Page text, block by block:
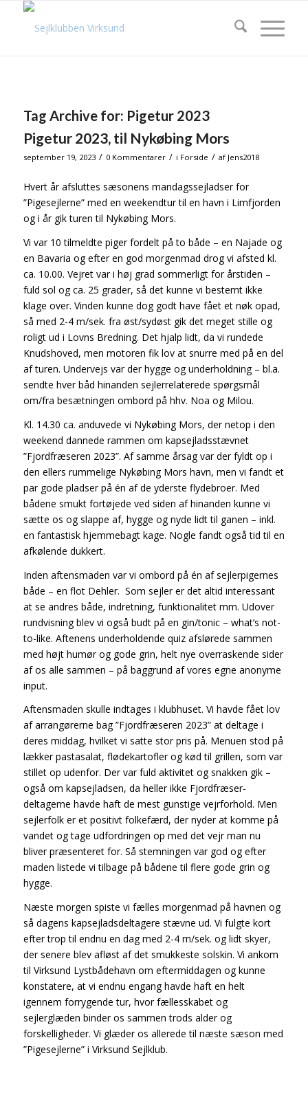
Tag Archive for: Pigetur 2023
Pigetur 2023, til Nykøbing Mors
september 19, 2023 / 0 Kommentarer / i Forside / af Jens2018
Hvert år afsluttes sæsonens mandagssejladser for
”Pigesejlerne” med en weekendtur til en havn i Limfjorden
og i år gik turen til Nykøbing Mors.
Vi var 10 tilmeldte piger fordelt på to både – en Najade og
en Bavaria og efter en god morgenmad drog vi afsted kl.
ca. 10.00. Vejret var i høj grad sommerligt for årstiden –
fuld sol og ca. 25 grader, så det kunne vi bestemt ikke
klage over. Vinden kunne dog godt have fået et nøk opad,
så med 2-4 m/sek. fra øst/sydøst gik det meget stille og
roligt ud i Lovns Bredning. Det hjalp lidt, da vi rundede
Knudshoved, men motoren fik lov at snurre med på en del
af turen. Undervejs var der hygge og underholdning – bl.a.
sendte hver båd hinanden sejlerrelaterede spørgsmål
om/fra besætningen ombord på hhv. Noa og Milou.
Kl. 14.30 ca. anduvede vi Nykøbing Mors, der netop i den
weekend dannede rammen om kapsejladsstævnet
”Fjordfræseren 2023”. Af samme årsag var der fyldt op i
den ellers rummelige Nykøbing Mors havn, men vi fandt et
par gode pladser på én af de yderste flydebroer. Med
bådene smukt fortøjede ved siden af hinanden kunne vi
sætte os og slappe af, hygge og nyde lidt til ganen – inkl.
en fantastisk hjemmebagt kage. Nogle fandt også tid til en
afkølende dukkert.
Inden aftensmaden var vi ombord på én af sejlerpigernes
både – en flot Dehler. Som sejler er det altid interessant
at se andres både, indretning, funktionalitet mm. Udover
rundvisning blev vi også budt på en gin/tonic – what’s not-
to-like. Aftenens underholdende quiz afslørede sammen
med højt humør og gode grin, helt nye overraskende sider
af os alle sammen – på baggrund af vores egne anonyme
input.
Aftensmaden skulle indtages i klubhuset. Vi havde fået lov
af arrangørerne bag ”Fjordfræseren 2023” at deltage i
deres middag, hvilket vi satte stor pris på. Menuen stod på
lækker pastasalat, flødekartofler og kød til grillen, som var
stillet op udenfor. Der var fuld aktivitet og snakken gik –
også om kapsejladsen, da heller ikke Fjordfræser-
deltagerne havde haft de mest gunstige vejrforhold. Men
sejlerfolk er et positivt folkefærd, der nyder at komme på
vandet og tage udfordringen op med det vejr man nu
bliver præsenteret for. Så stemningen var god og efter
maden listede vi tilbage på bådene til flere gode grin og
hygge.
Næste morgen spiste vi fælles morgenmad på havnen og
så dagens kapsejladsdeltagere stævne ud. Vi fulgte kort
efter trop til endnu en dag med 2-4 m/sek. og lidt skyer,
der senere blev afløst af det smukkeste solskin. Vi ankom
til Virksund Lystbådehavn om eftermiddagen og kunne
konstatere, at vi endnu engang havde haft en helt
igennem forrygende tur, hvor fællesskabet og
sejlerglæden binder os sammen trods alder og
forskelligheder. Vi glæder os allerede til næste sæson med
”Pigesejlerne” i Virksund Sejlklub.